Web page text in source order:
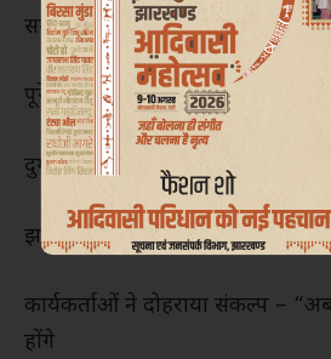
समुदाय और युवा संगठन, दुर्गा दा को
पूरे स्मारक परिसर में गूंजते रहे नारे –
दुर्गा दा अमर रहें!
झारखंड आंदोलन जिंदाबाद!
कार्यकर्ताओं ने दोहराया संकल्प –
होंगे